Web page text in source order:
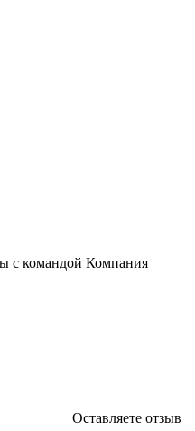
с командой Компания
Оставляете отзыв